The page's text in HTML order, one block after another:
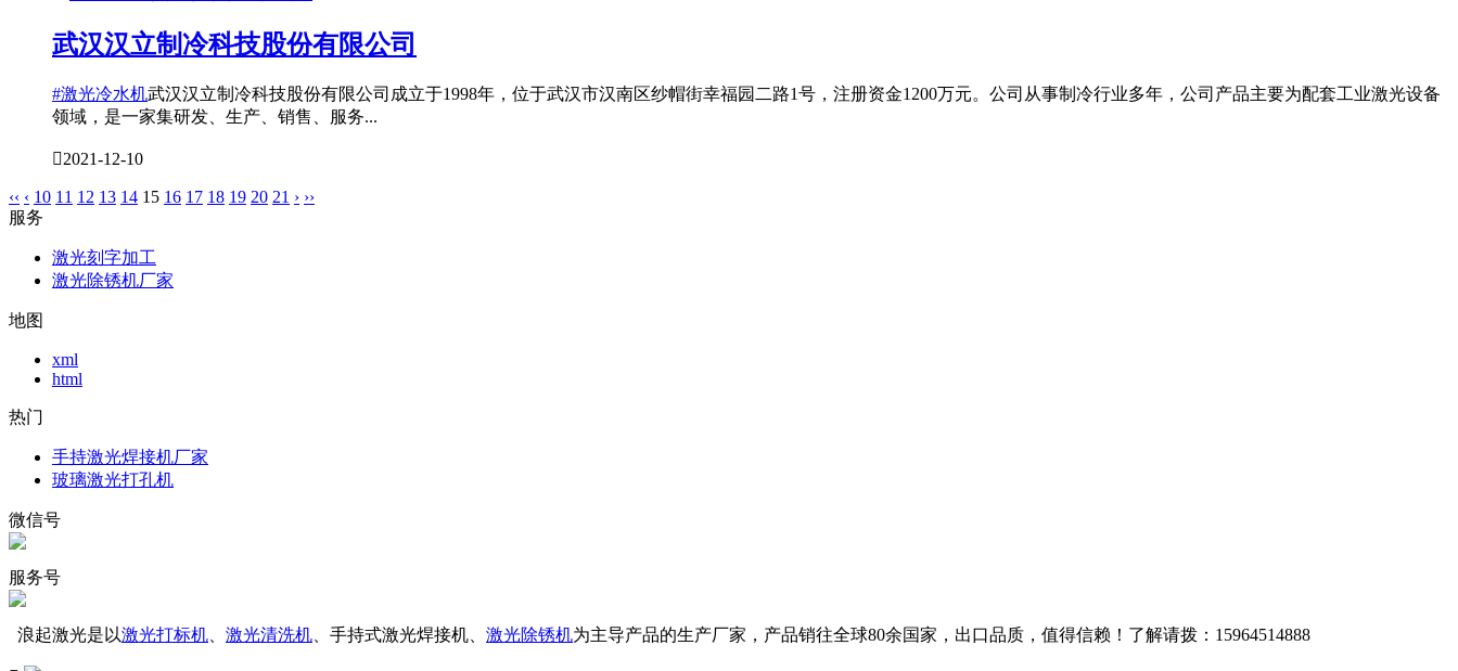
武汉汉立制冷科技股份有限公司
#激光冷水机武汉汉立制冷科技股份有限公司成立于1998年，位于武汉市汉南区纱帽街幸福园二路1号，注册资金1200万元。公司从事制冷行业多年，公司产品主要为配套工业激光设备
领域，是一家集研发、生产、销售、服务...
2021-12-10
‹‹ ‹ 10 11 12 13 14 15 16 17 18 19 20 21 › ››
服务
激光刻字加工
激光除锈机厂家
地图
xml
html
热门
手持激光焊接机厂家
玻璃激光打孔机
微信号
服务号
浪起激光是以激光打标机 激光清洗机 、手持式激光焊接机、 激光除锈机为主导产品的生产厂家，产品销往全球80余国家，出口品质，值得信赖！了解请拨：15964514888